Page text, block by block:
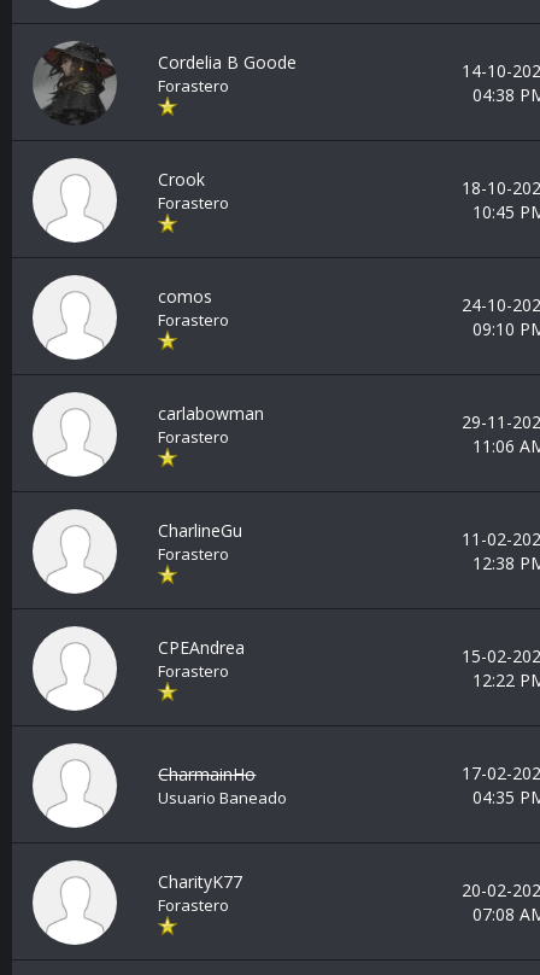
Cordelia B Goode
Forastero
14-10-
04:38
Crook
Forastero
18-10-
10:45
comos
Forastero
24-10-
09:10
carlabowman
Forastero
29-11-
11:06
CharlineGu
Forastero
11-02-
12:38
CPEAndrea
Forastero
15-02-
12:22
CharmainHo
Usuario Baneado
17-02-
04:35
CharityK77
Forastero
20-02-
07:08